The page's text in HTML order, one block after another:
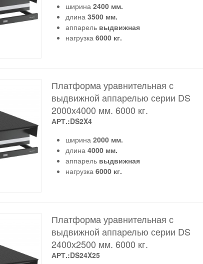
ширина 2400 мм.
длина 3500 мм.
аппарельвыдвижная
нагрузка 6000 кг.
Платформа уравнительная с
выдвижной аппарелью серии DS
2000х4000 мм. 6000 кг.
АРТ.:DS2X4
ширина 2000 мм.
длина 4000 мм.
аппарельвыдвижная
нагрузка6000 кг.
Платформа уравнительная с
выдвижной аппарелью серии DS
2400х2500 мм. 6000 кг.
АРТ.:DS24X25